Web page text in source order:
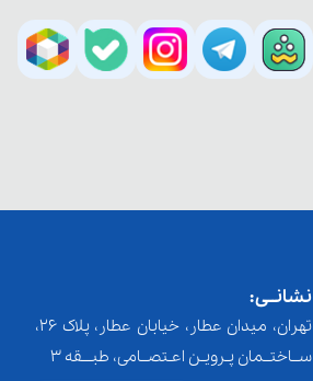
نشانــی:
تهران، میدان عطار، خیابان عطار، پلاک 26،
ســاختــمان پـرویـن اعـتصــامی، طبـــقه 3